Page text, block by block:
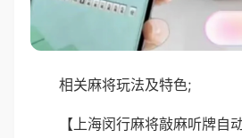
相关麻将玩法及特色;
【上海闵行麻将敲麻听牌自